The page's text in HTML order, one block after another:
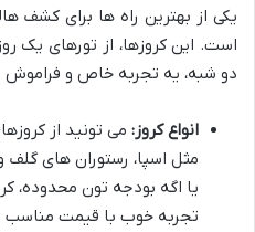
یکی از بهترین راه ها برای کشف
است. این کروزها، از تورهای یک
دو شبه، یه تجربه خاص و فراموش
انواع کروز: می تونید از
مثل اسپا، رستوران های گلف
یا اگه بودجه تون محدوده،
تجربه خوب با قیمت مناسب